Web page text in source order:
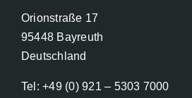
Orionstraße 17
95448 Bayreuth
Deutschland
Tel: +49 (0) 921 – 5303 7000